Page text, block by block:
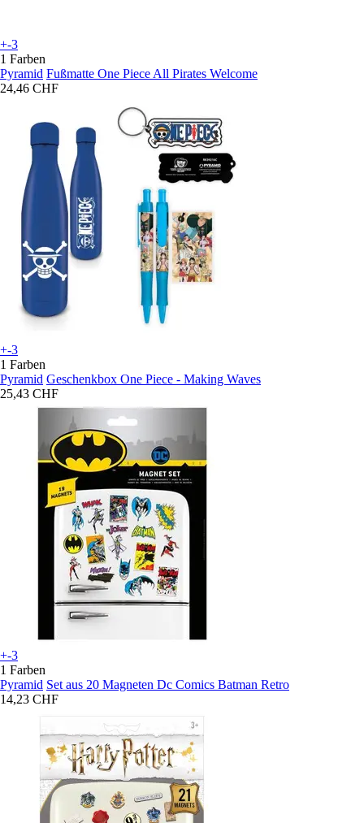
+-3
1 Farben
Pyramid Fußmatte One Piece All Pirates Welcome
24,46 CHF
+-3
1 Farben
Pyramid Geschenkbox One Piece - Making Waves
25,43 CHF
+-3
1 Farben
Pyramid Set aus 20 Magneten Dc Comics Batman Retro
14,23 CHF